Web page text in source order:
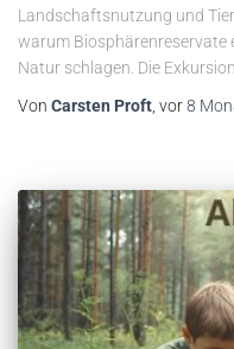
Landschaftsnutzung und
warum Biosphärenreservate
Natur schlagen. Die
Von Carsten Proft , vor8